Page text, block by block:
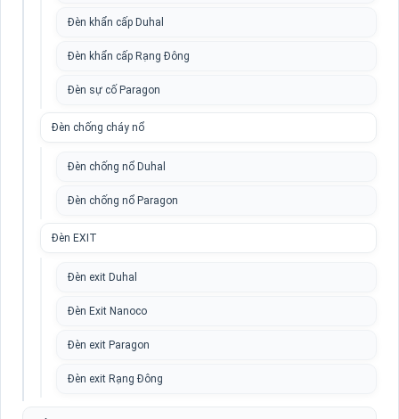
Đèn khẩn cấp Duhal
Đèn khẩn cấp Rạng Đông
Đèn sự cố Paragon
Đèn chống cháy nổ
Đèn chống nổ Duhal
Đèn chống nổ Paragon
Đèn EXIT
Đèn exit Duhal
Đèn Exit Nanoco
Đèn exit Paragon
Đèn exit Rạng Đông